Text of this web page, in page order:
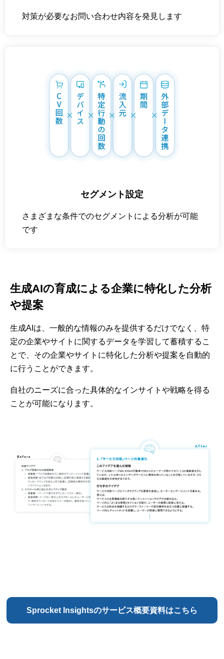
セグメント設定
さまざまな条件でのセグメントによる分析が可能
です
対策が必要なお問い合わせ内容を発見します
生成AIの育成による企業に特化した分析
や提案
生成AIは、一般的な情報のみを提供するだけでなく、特
定の企業やサイトに関するデータを学習して蓄積するこ
とで、その企業やサイトに特化した分析や提案を自動的
に行うことができます。
自社のニーズに合った具体的なインサイトや戦略を得る
ことが可能になります。
Sprocket Insightsのサービス概要資料はこちら